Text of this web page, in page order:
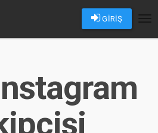
GİRİŞ